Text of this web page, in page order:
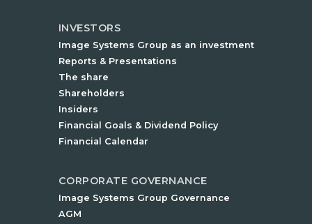
INVESTORS
Image Systems Group as an investment
Reports & Presentations
The share
Shareholders
Insiders
Financial Goals & Dividend Policy
Financial Calendar
CORPORATE GOVERNANCE
Image Systems Group Governance
AGM